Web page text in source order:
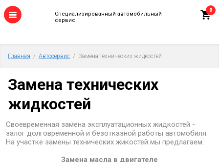
Специализированный автомобильный
сервис
0
Главная
  /
Автосервис
  /  Замена технических жидкостей
Замена технических
жидкостей
Своевременная замена эксплуатационных жидкостей -
залог долговременной и безотказной работы автомобиля.
На участке замены технических жикостей мы предлагаем:
Замена масла в двигателе